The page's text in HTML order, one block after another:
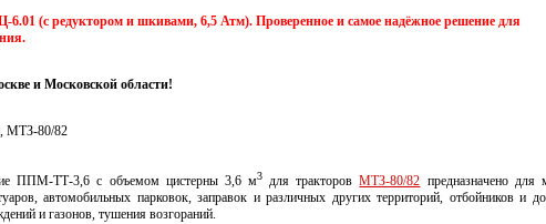
(с редуктором и шкивами, 6,5 Атм). Проверенное и самое надёжное решение для
и Московской области!
МТЗ-80/82
ППМ-ТТ-3,6 с объемом цистерны 3,6 м3 для тракторовМТЗ-80/82 предназначено для
автомобильных парковок, заправок и различных других территорий, отбойников и
и газонов, тушения возгораний.